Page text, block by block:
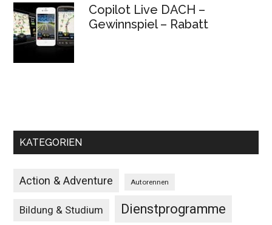
Copilot Live DACH –
Gewinnspiel – Rabatt
KATEGORIEN
Action & Adventure Autorennen
Bildung & Studium Dienstprogramme